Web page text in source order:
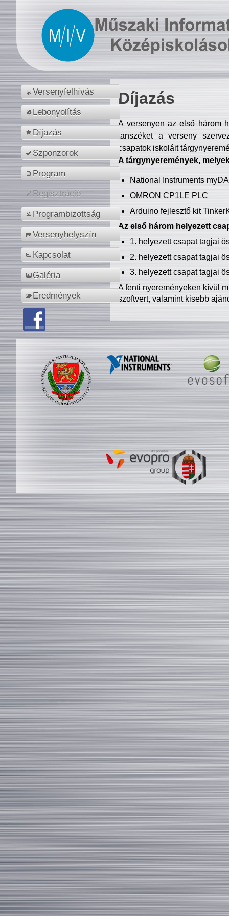
Versenyfelhívás
Lebonyolítás
Díjazás
Szponzorok
Program
Regisztráció
Programbizottság
Versenyhelyszín
Kapcsolat
Galéria
Eredmények
Díjazás
A versenyen az első három
tanszéket a verseny
csapatok iskoláit
A tárgynyeremények,
National Instruments
OMRON CP1LE PLC
Arduino fejlesztő kit
Az első három helyezett
1. helyezett csapat tagjai
2. helyezett csapat tagjai
3. helyezett csapat tagjai
A fenti nyereményeken kívül
szoftvert, valamint kisebb